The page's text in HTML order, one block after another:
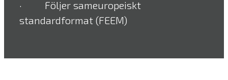
· Följer sameuropeiskt
standardformat (FEEM)